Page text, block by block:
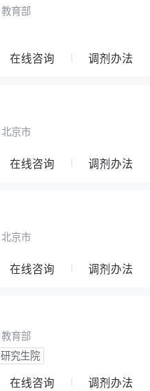
教育部
在线咨询 调剂办法
北京市
在线咨询 调剂办法
北京市
在线咨询 调剂办法
教育部
研究生院
在线咨询 调剂办法